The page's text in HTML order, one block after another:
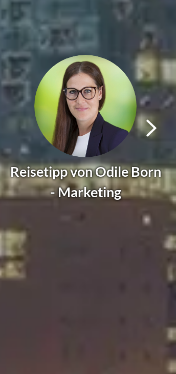
Reisetipp von Stefan
Luttmann -
Geschäftsführer